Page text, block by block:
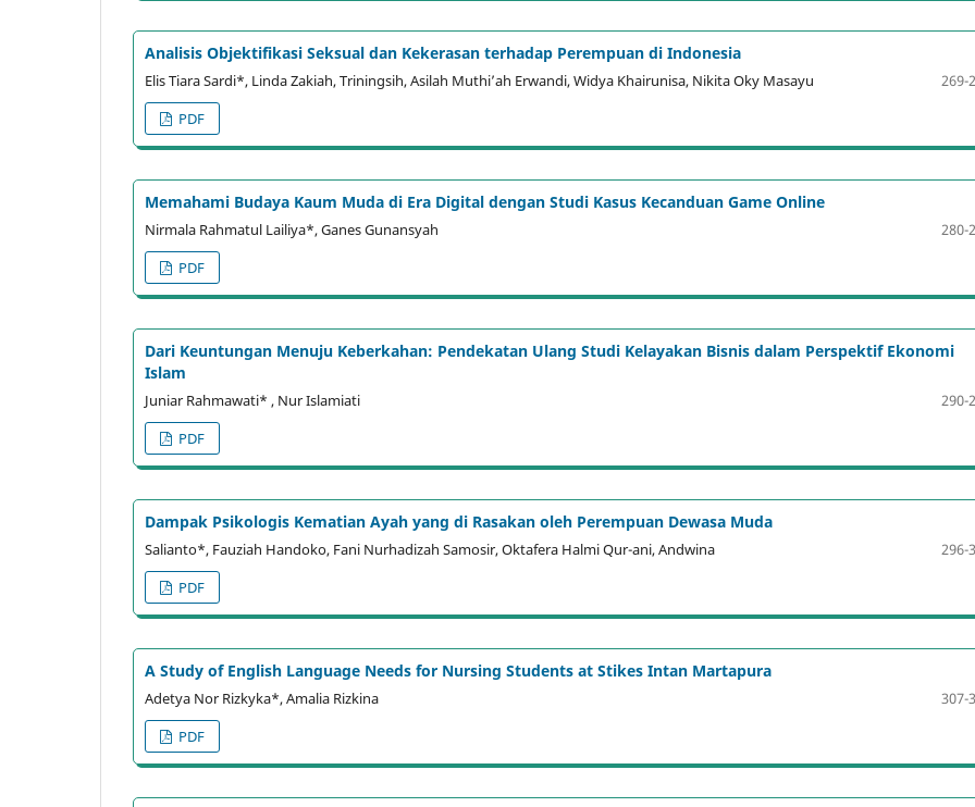
Analisis Objektifikasi Seksual dan Kekerasan terhadap Perempuan di Indonesia
Elis Tiara Sardi*, Linda Zakiah, Triningsih, Asilah Muthi’ah Erwandi, Widya Khairunisa, Nikita Oky Masayu
269-
PDF
Memahami Budaya Kaum Muda di Era Digital dengan Studi Kasus Kecanduan Game Online
Nirmala Rahmatul Lailiya*, Ganes Gunansyah
280-
PDF
Dari Keuntungan Menuju Keberkahan: Pendekatan Ulang Studi Kelayakan Bisnis dalam Perspektif Ekonomi
Islam
Juniar Rahmawati* , Nur Islamiati
290-
PDF
Dampak Psikologis Kematian Ayah yang di Rasakan oleh Perempuan Dewasa Muda
Salianto*, Fauziah Handoko, Fani Nurhadizah Samosir, Oktafera Halmi Qur-ani, Andwina
296-
PDF
A Study of English Language Needs for Nursing Students at Stikes Intan Martapura
Adetya Nor Rizkyka*, Amalia Rizkina
307-
PDF